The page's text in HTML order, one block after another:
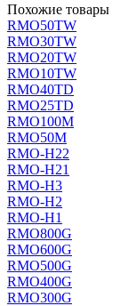
Похожие товары
RMO50TW
RMO30TW
RMO20TW
RMO10TW
RMO40TD
RMO25TD
RMO100M
RMO50M
RMO-H22
RMO-H21
RMO-H3
RMO-H2
RMO-H1
RMO800G
RMO600G
RMO500G
RMO400G
RMO300G